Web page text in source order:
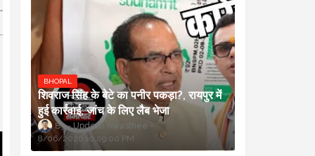
BHOPAL
शिवराज सिंह के बेटे का पनीर पकड़ा?, रायपुर में
हुई कार्रवाई, जांच के लिए लैब भेजा
Updesh Awasthee
8/06/2026 10:09:00 PM